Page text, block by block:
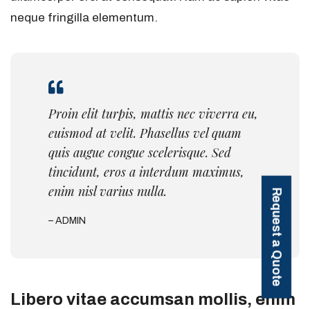
neque fringilla elementum.
Proin elit turpis, mattis nec viverra eu,
euismod at velit. Phasellus vel quam
quis augue congue scelerisque. Sed
tincidunt, eros a interdum maximus,
enim nisl varius nulla.
– ADMIN
Libero vitae accumsan mollis, enim
Request a Quote